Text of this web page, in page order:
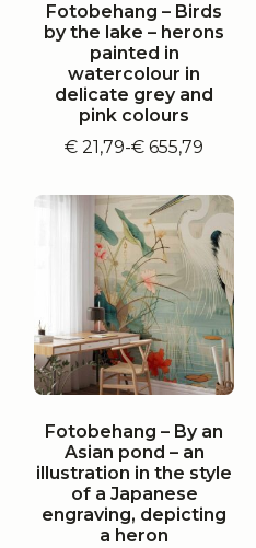
Fotobehang – Birds
by the lake – herons
painted in
watercolour in
delicate grey and
pink colours
€ 21,79-€ 655,79
Prijsklasse:
tot
€ 655,79
Fotobehang – By an
Asian pond – an
illustration in the style
of a Japanese
engraving, depicting
a heron